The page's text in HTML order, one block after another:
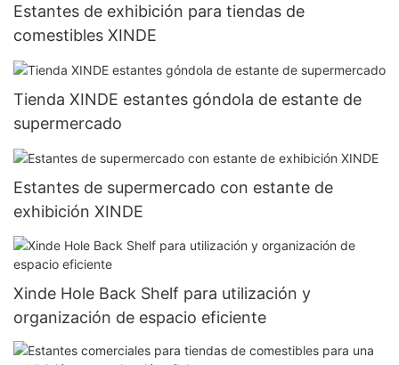
Estantes de exhibición para tiendas de
comestibles XINDE
Tienda XINDE estantes góndola de estante de
supermercado
Estantes de supermercado con estante de
exhibición XINDE
Xinde Hole Back Shelf para utilización y
organización de espacio eficiente